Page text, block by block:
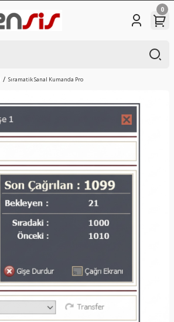
0
Sıramatik Sanal Kumanda Pro